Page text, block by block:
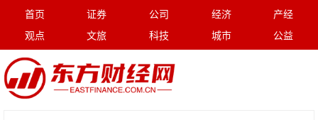
首页 证券 公司 经济
产经
观点
文旅 科技 城市 公益